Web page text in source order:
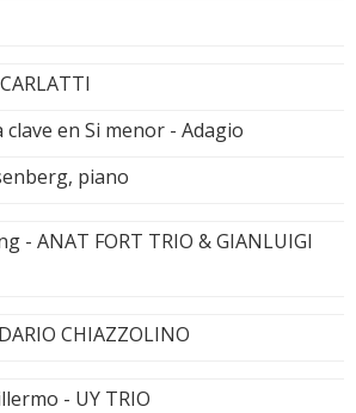
en Si menor - Adagio
piano
- ANAT FORT TRIO & GIANLUIGI
CHIAZZOLINO
- UY TRIO